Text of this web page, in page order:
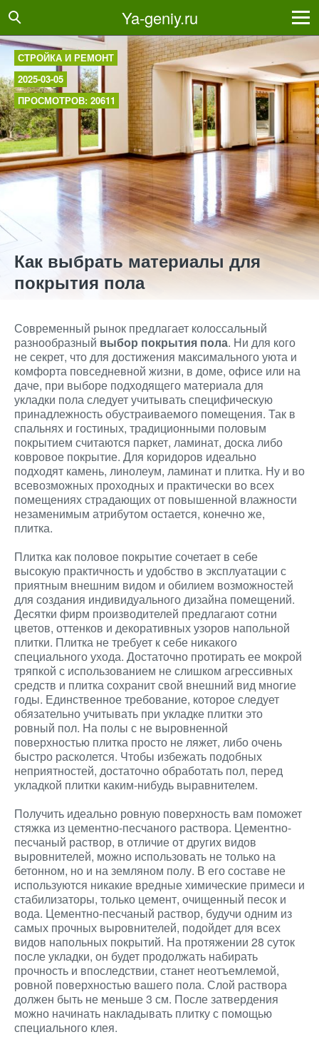
Ya-geniy.ru
СТРОЙКА И РЕМОНТ
2025-03-05
ПРОСМОТРОВ: 20611
Как выбрать материалы для
покрытия пола
Современный рынок предлагает колоссальный
разнообразный выбор покрытия пола. Ни для кого
не секрет, что для достижения максимального уюта и
комфорта повседневной жизни, в доме, офисе или на
даче, при выборе подходящего материала для
укладки пола следует учитывать специфическую
принадлежность обустраиваемого помещения. Так в
спальнях и гостиных, традиционными половым
покрытием считаются паркет, ламинат, доска либо
ковровое покрытие. Для коридоров идеально
подходят камень, линолеум, ламинат и плитка. Ну и во
всевозможных проходных и практически во всех
помещениях страдающих от повышенной влажности
незаменимым атрибутом остается, конечно же,
плитка.
Плитка как половое покрытие сочетает в себе
высокую практичность и удобство в эксплуатации с
приятным внешним видом и обилием возможностей
для создания индивидуального дизайна помещений.
Десятки фирм производителей предлагают сотни
цветов, оттенков и декоративных узоров напольной
плитки. Плитка не требует к себе никакого
специального ухода. Достаточно протирать ее мокрой
тряпкой с использованием не слишком агрессивных
средств и плитка сохранит свой внешний вид многие
годы. Единственное требование, которое следует
обязательно учитывать при укладке плитки это
ровный пол. На полы с не выровненной
поверхностью плитка просто не ляжет, либо очень
быстро расколется. Чтобы избежать подобных
неприятностей, достаточно обработать пол, перед
укладкой плитки каким-нибудь выравнителем.
Получить идеально ровную поверхность вам поможет
стяжка из цементно-песчаного раствора. Цементно-
песчаный раствор, в отличие от других видов
выровнителей, можно использовать не только на
бетонном, но и на земляном полу. В его составе не
используются никакие вредные химические примеси и
стабилизаторы, только цемент, очищенный песок и
вода. Цементно-песчаный раствор, будучи одним из
самых прочных выровнителей, подойдет для всех
видов напольных покрытий. На протяжении 28 суток
после укладки, он будет продолжать набирать
прочность и впоследствии, станет неотъемлемой,
ровной поверхностью вашего пола. Слой раствора
должен быть не меньше 3 см. После затвердения
можно начинать накладывать плитку с помощью
специального клея.